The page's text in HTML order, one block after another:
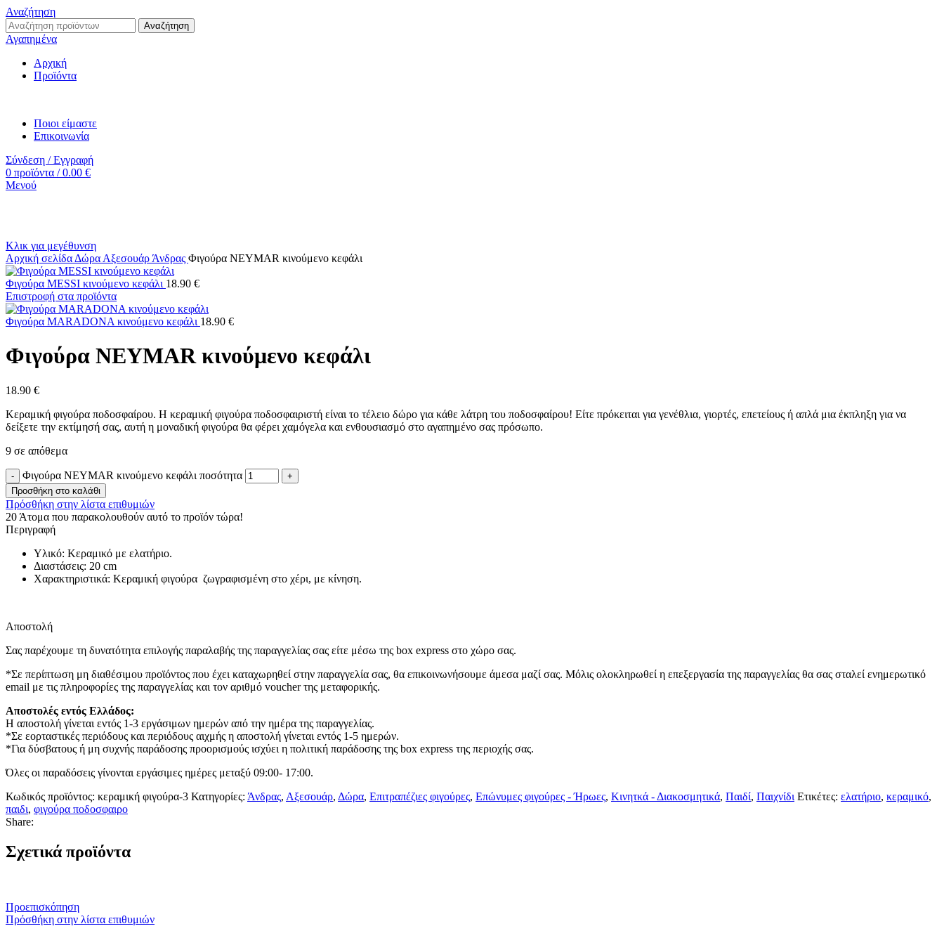
Αναζήτηση
Αναζήτηση
Αγαπημένα
Αρχική
Προϊόντα
Ποιοι είμαστε
Επικοινωνία
Σύνδεση / Εγγραφή
0 προϊόντα / 0.00 €
Μενού
Κλικ για μεγέθυνση
Αρχική σελίδα Δώρα Αξεσουάρ Άνδρας Φιγούρα NEYMAR κινούμενο κεφάλι
Φιγούρα MESSI κινούμενο κεφάλι 18.90 €
Επιστροφή στα προϊόντα
Φιγούρα MARADONA κινούμενο κεφάλι 18.90 €
Φιγούρα NEYMAR κινούμενο κεφάλι
18.90 €
Κεραμική φιγούρα ποδοσφαίρου. Η κεραμική φιγούρα ποδοσφαιριστή είναι το τέλειο δώρο για κάθε λάτρη του ποδοσφαίρου! Είτε πρόκειται για γενέθλια, γιορτές, επετείους ή απλά μια έκπληξη για να
δείξετε την εκτίμησή σας, αυτή η μοναδική φιγούρα θα φέρει χαμόγελα και ενθουσιασμό στο αγαπημένο σας πρόσωπο.
9 σε απόθεμα
Φιγούρα NEYMAR κινούμενο κεφάλι ποσότητα
Προσθήκη στο καλάθι
Πρόσθήκη στην λίστα επιθυμιών
20 Άτομα που παρακολουθούν αυτό το προϊόν τώρα!
Περιγραφή
Υλικό: Κεραμικό με ελατήριο.
Διαστάσεις: 20 cm
Χαρακτηριστικά: Κεραμική φιγούρα ζωγραφισμένη στο χέρι, με κίνηση.
Αποστολή
Σας παρέχουμε τη δυνατότητα επιλογής παραλαβής της παραγγελίας σας είτε μέσω της box express στο χώρο σας.
*Σε περίπτωση μη διαθέσιμου προϊόντος που έχει καταχωρηθεί στην παραγγελία σας, θα επικοινωνήσουμε άμεσα μαζί σας. Μόλις ολοκληρωθεί η επεξεργασία της παραγγελίας θα σας σταλεί ενημερωτικό
email με τις πληροφορίες της παραγγελίας και τον αριθμό voucher της μεταφορικής.
Αποστολές εντός Ελλάδος:
Η αποστολή γίνεται εντός 1-3 εργάσιμων ημερών από την ημέρα της παραγγελίας.
*Σε εορταστικές περιόδους και περιόδους αιχμής η αποστολή γίνεται εντός 1-5 ημερών.
*Για δύσβατους ή μη συχνής παράδοσης προορισμούς ισχύει η πολιτική παράδοσης της box express της περιοχής σας.
Όλες οι παραδόσεις γίνονται εργάσιμες ημέρες μεταξύ 09:00- 17:00.
Κωδικός προϊόντος: κεραμική φιγούρα-3 Κατηγορίες: Άνδρας, Αξεσουάρ, Δώρα, Επιτραπέζιες φιγούρες, Επώνυμες φιγούρες - Ήρωες, Κινητκά - Διακοσμητικά, Παιδί, Παιχνίδι Ετικέτες: ελατήριο, κεραμικό,
παιδι, φιγούρα ποδοσφαιρο
Share:
Σχετικά προϊόντα
Προεπισκόπηση
Πρόσθήκη στην λίστα επιθυμιών